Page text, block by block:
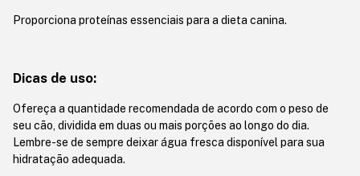
Proporciona proteínas essenciais para a dieta canina.
Dicas de uso:
Ofereça a quantidade recomendada de acordo com o peso de
seu cão, dividida em duas ou mais porções ao longo do dia.
Lembre-se de sempre deixar água fresca disponível para sua
hidratação adequada.